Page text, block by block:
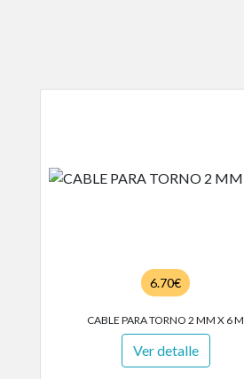
6.70€
CABLE PARA TORNO 2 MM X 6 M
Ver detalle